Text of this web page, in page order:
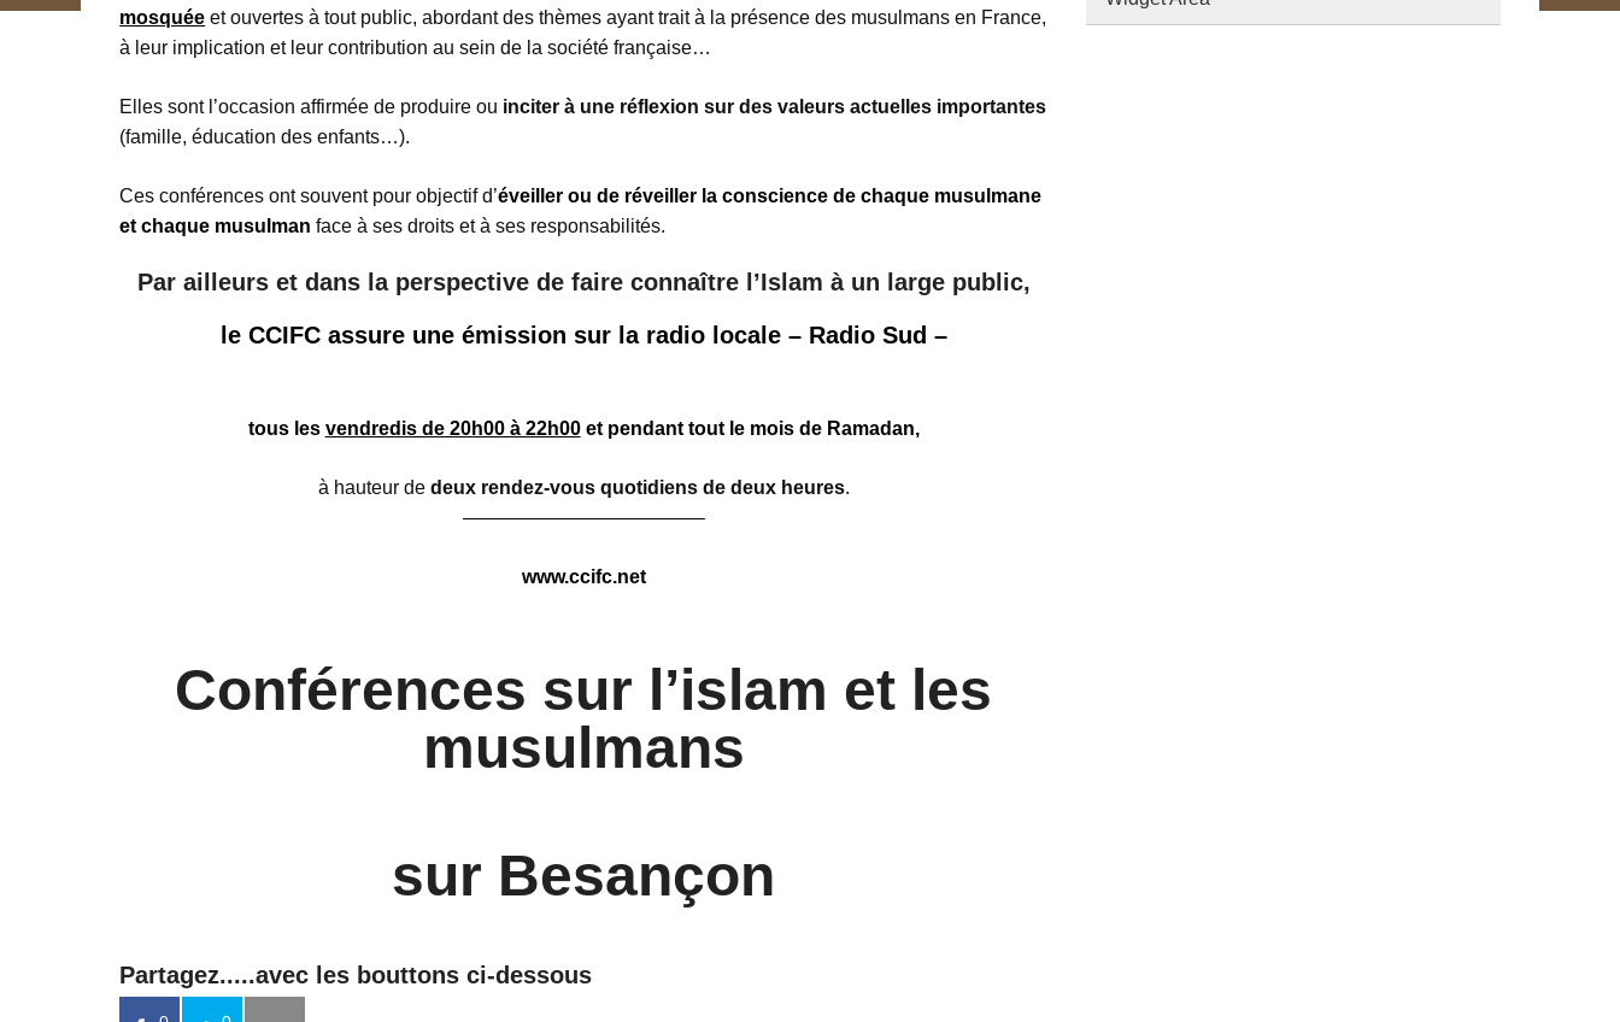
mosquée et ouvertes à tout public, abordant des thèmes ayant trait à la présence des musulmans en France,
à leur implication et leur contribution au sein de la société française…
Elles sont l’occasion affirmée de produire ou inciter à une réflexion sur des valeurs actuelles importantes
(famille, éducation des enfants…).
Ces conférences ont souvent pour objectif d’éveiller ou de réveiller la conscience de chaque musulmane
et chaque musulman face à ses droits et à ses responsabilités.
Par ailleurs et dans la perspective de faire connaître l’Islam à un large public,
le CCIFC assure une émission sur la radio locale– Radio Sud –
tous les vendredis de 20h00 à 22h00et pendant tout le mois de Ramadan,
à hauteur de deux rendez-vous quotidiens de deux heures.
————————————–
www.ccifc.net
Conférences sur l’islam et les
musulmans
sur Besançon
Partagez.....avec les bouttons ci-dessous